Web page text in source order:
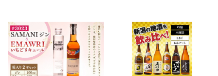
uper dry 11回 缶ビール 缶 ギ
フト 内祝い 茨城県守谷市 送
料無料